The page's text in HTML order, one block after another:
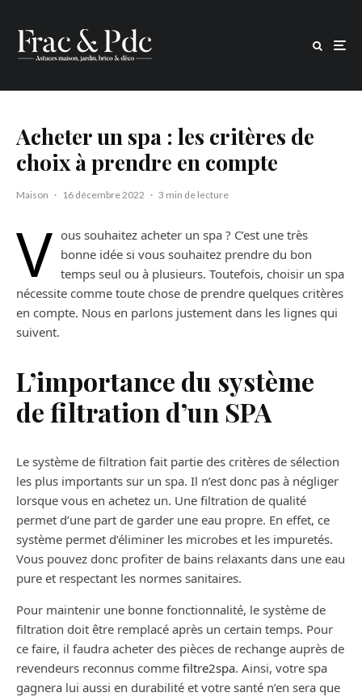
Acheter un spa : les critères de
choix à prendre en compte
Maison · 16 décembre 2022 · 3 min de lecture
V ous souhaitez acheter un spa ? C’est une très
bonne idée si vous souhaitez prendre du bon
temps seul ou à plusieurs. Toutefois, choisir un spa
nécessite comme toute chose de prendre quelques critères
en compte. Nous en parlons justement dans les lignes qui
suivent.
L’importance du système
de filtration d’un SPA
Le système de filtration fait partie des critères de sélection
les plus importants sur un spa. Il n’est donc pas à négliger
lorsque vous en achetez un. Une filtration de qualité
permet d’une part de garder une eau propre. En effet, ce
système permet d’éliminer les microbes et les impuretés.
Vous pouvez donc profiter de bains relaxants dans une eau
pure et respectant les normes sanitaires.
Pour maintenir une bonne fonctionnalité, le système de
filtration doit être remplacé après un certain temps. Pour
ce faire, il faudra acheter des pièces de rechange auprès de
revendeurs reconnus comme filtre2spa. Ainsi, votre spa
gagnera lui aussi en durabilité et votre santé n’en sera que